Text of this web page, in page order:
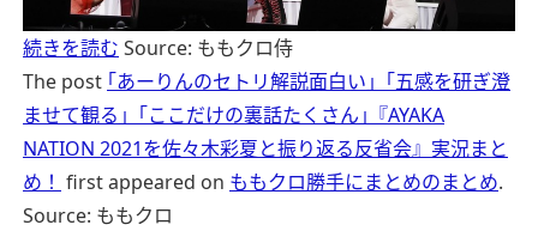
続きを読む Source: ももクロ侍
The post ｢あーりんのセトリ解説面白い」｢五感を研ぎ澄
ませて観る」｢ここだけの裏話たくさん｣『AYAKA
NATION 2021を佐々木彩夏と振り返る反省会』実況まと
め！ first appeared on ももクロ勝手にまとめのまとめ.
Source: ももクロ